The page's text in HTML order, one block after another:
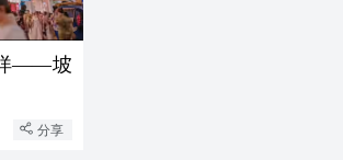
烊——坡
分享